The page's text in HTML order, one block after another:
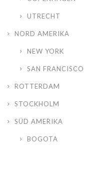
UTRECHT
NORD AMERIKA
NEW YORK
SAN FRANCISCO
ROTTERDAM
STOCKHOLM
SÜD AMERIKA
BOGOTA